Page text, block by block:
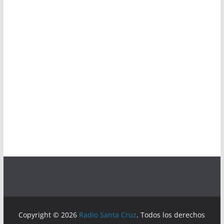
Copyright © 2026 Radio Santa Cruz. Todos los derechos